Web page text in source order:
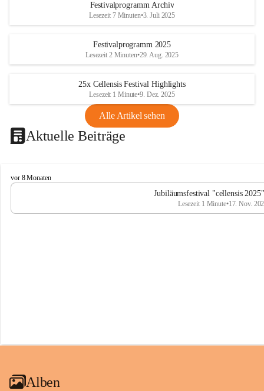
Festivalprogramm Archiv
Lesezeit 7 Minuten•3. Juli 2025
Festivalprogramm 2025
Lesezeit 2 Minuten•29. Aug. 2025
25x Cellensis Festival Highlights
Lesezeit 1 Minute•9. Dez. 2025
Alle Artikel sehen
Aktuelle Beiträge
C
e
l
vor 8 Monaten
Jubiläumsfestival "cellensis
Lesezeit 1 Minute•17. Nov.
Alben